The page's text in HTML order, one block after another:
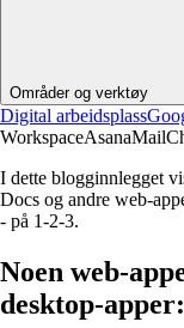
Områder og verktøy
Digital arbeidsplass
WorkspaceAsana
I dette blogginnlegget
Docs og andre web-
- på 1-2-3.
Noen web-
desktop-apper: